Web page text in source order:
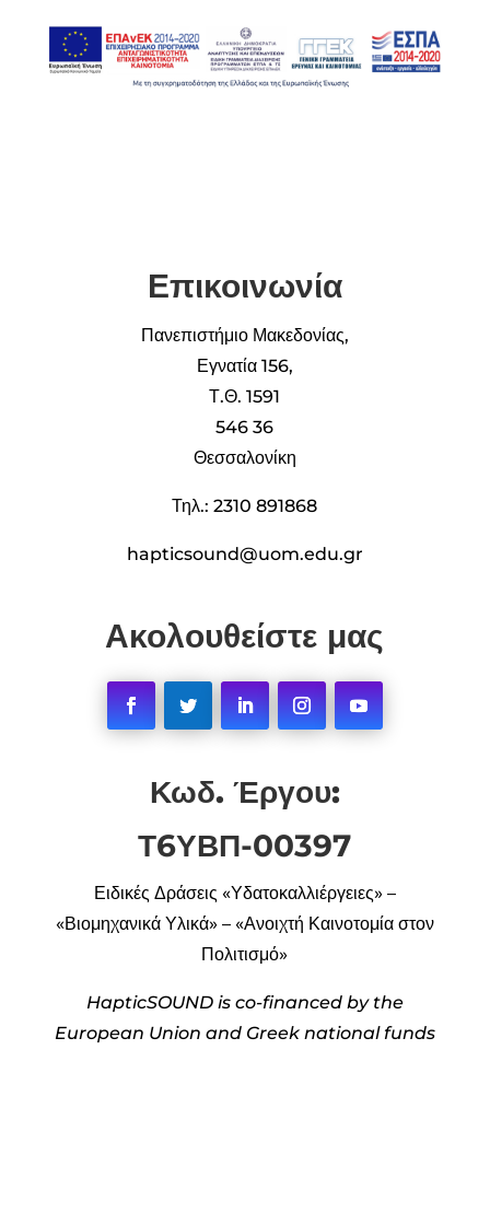
Επικοινωνία
Πανεπιστήμιο Μακεδονίας,
Εγνατία 156,
Τ.Θ. 1591
546 36
Θεσσαλονίκη
Τηλ.: 2310 891868
hapticsound@uom.edu.gr
Ακολουθείστε μας
FacebookTwitter LinkedInInstagramYouTube
Κωδ. Έργου:
Τ6ΥΒΠ-00397
Ειδικές Δράσεις «Υδατοκαλλιέργειες» –
«Βιομηχανικά Υλικά» – «Ανοιχτή Καινοτομία στον
Πολιτισμό»
HapticSOUND is co-financed by the
European Union and Greek national funds